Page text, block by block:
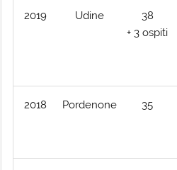
2019 Udine
38
+ 3 ospiti
2018 Pordenone 35